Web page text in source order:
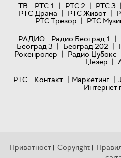
ТВ
РТС 1 | РТС 2 | РТС 3 |
РТС Драма | РТС Живот |
РТС Трезор | РТС
РАДИО
Радио Београд 1 |
Београд 3 | Београд 202 |
Рокенролер | Радио Џубокс
Џезер |
РТС
Контакт | Маркетинг |
Интернет
Приватност | Copyright |